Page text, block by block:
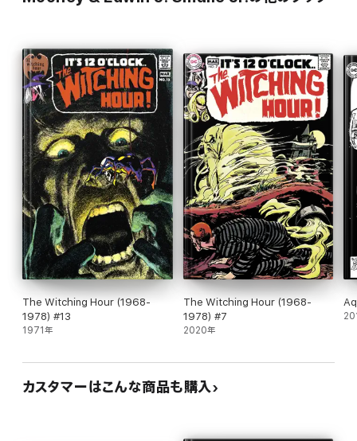
The Witching Hour (1968-
1978) #13
1971年
The Witching Hour (1968-
1978) #7
2020年
カスタマーはこんな商品も購入